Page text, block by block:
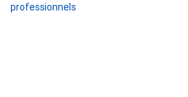
professionnels